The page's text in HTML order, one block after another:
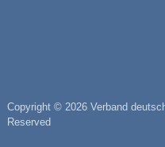
Copyright © 2026 Verband
Reserved